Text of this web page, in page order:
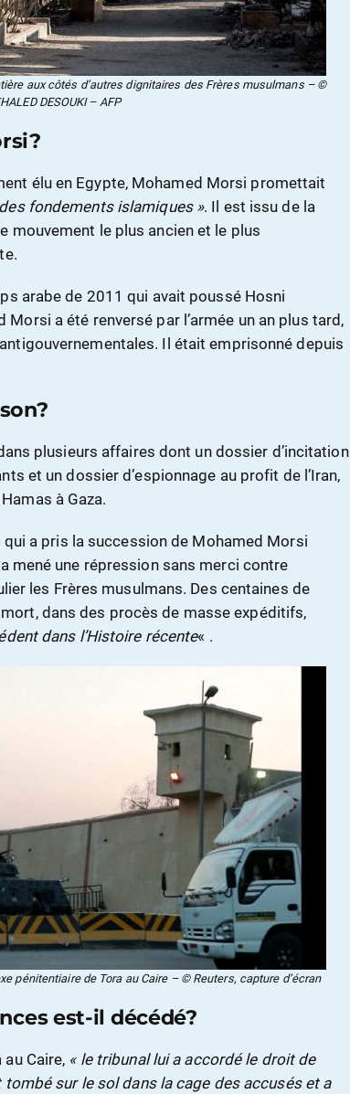
aux côtés d’autres dignitaires des Frères musulmans – ©
DESOUKI – AFP
élu en Egypte, Mohamed Morsi promettait
fondements islamiques ». Il est issu de la
mouvement le plus ancien et le plus
arabe de 2011 qui avait poussé Hosni
a été renversé par l’armée un an plus tard,
Il était emprisonné depuis
plusieurs affaires dont un dossier d’incitation
et un dossier d’espionnage au profit de l’Iran,
à Gaza.
a pris la succession de Mohamed Morsi
mené une répression sans merci contre
les Frères musulmans. Des centaines de
dans des procès de masse expéditifs,
dans l’Histoire récente« .
pénitentiaire de Tora au Caire – © Reuters, capture d’écran
est-il décédé?
Caire, « le tribunal lui a accordé le droit de
sur le sol dans la cage des accusés et a